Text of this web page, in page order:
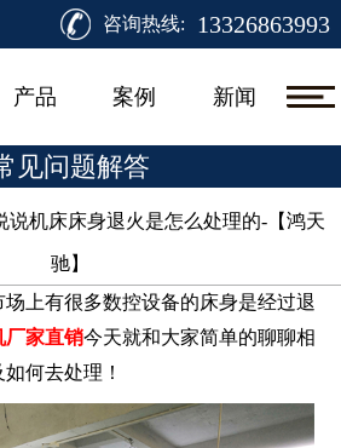
咨询热线: 13326863993
产品 案例 新闻
见问题解答
说机床床身退火是怎么处理的-【鸿天
驰】​
上有很多数控设备的床身是经过退
厂家直销今天就和大家简单的聊聊相
何去处理！